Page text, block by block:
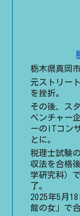
栃木県真岡
元ストリー
を挫折。
その後、ス
ベンチャー
ーのITコン
とに。
税理士試験
収法を合格
学研究科）
了。
2025年5月
館の女」で合